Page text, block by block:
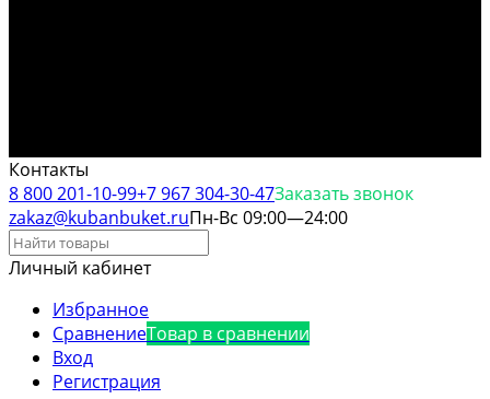
Контакты
8 800 201-10-99+7 967 304-30-47Заказать звонок
zakaz@kubanbuket.ruПн-Вс 09:00—24:00
Личный кабинет
Избранное
СравнениеТовар в сравнении
Вход
Регистрация